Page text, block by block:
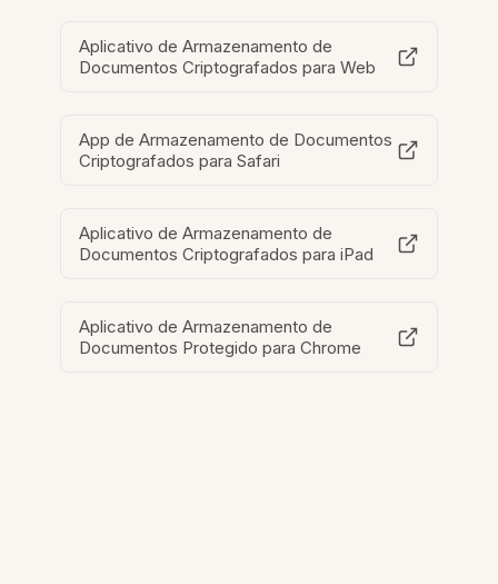
Aplicativo de Armazenamento de
Documentos Criptografados para Web
App de Armazenamento de Documentos
Criptografados para Safari
Aplicativo de Armazenamento de
Documentos Criptografados para iPad
Aplicativo de Armazenamento de
Documentos Protegido para Chrome